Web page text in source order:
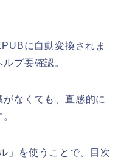
に自動変換されま
プ要確認。
なくても、直感的に
」を使うことで、目次